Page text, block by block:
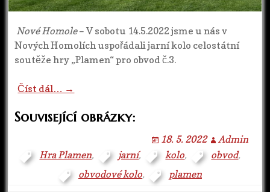
Nové Homole– V sobotu 14.5.2022 jsme u nás v
Nových Homolích uspořádali jarní kolo celostátní
soutěže hry „Plamen“ pro obvod č.3.
Číst dál… →
Související obrázky:
18. 5. 2022
Admin
Hra Plamen, jarní, kolo, obvod,
obvodové kolo, plamen